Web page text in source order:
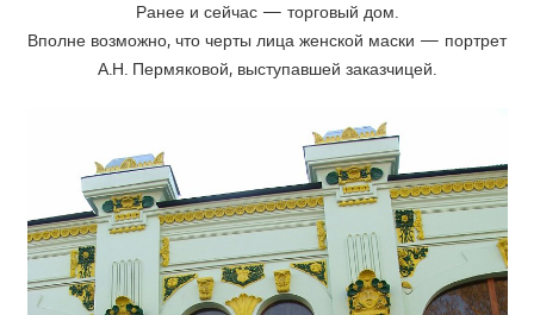
Ранее и сейчас — торговый дом.
Вполне возможно, что черты лица женской маски — портрет
А.Н. Пермяковой, выступавшей заказчицей.